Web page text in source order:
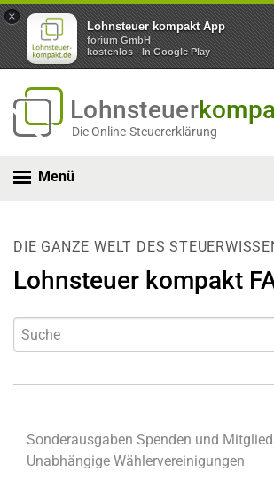
×
Lohnsteuer kompakt App
forium GmbH
kostenlos - In Google Play
Lohnsteuer
Die Online-Steuererklärung
Menü
DIE GANZE WELT DES
Lohnsteuer kompakt
Sonderausgaben Spenden und
Unabhängige Wählervereinigungen